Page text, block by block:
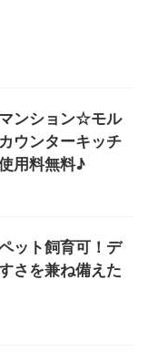
ンション☆モル
ウンターキッチ
用料無料♪
ット飼育可！デ
さを兼ね備えた